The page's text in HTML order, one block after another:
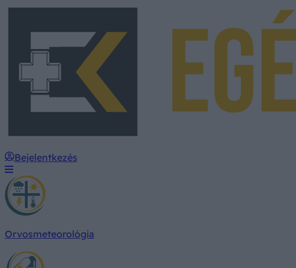
Bejelentkezés
Orvosmeteorológia